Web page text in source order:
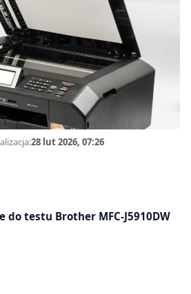
28 lut 2026, 07:26
do testu Brother MFC-J5910DW